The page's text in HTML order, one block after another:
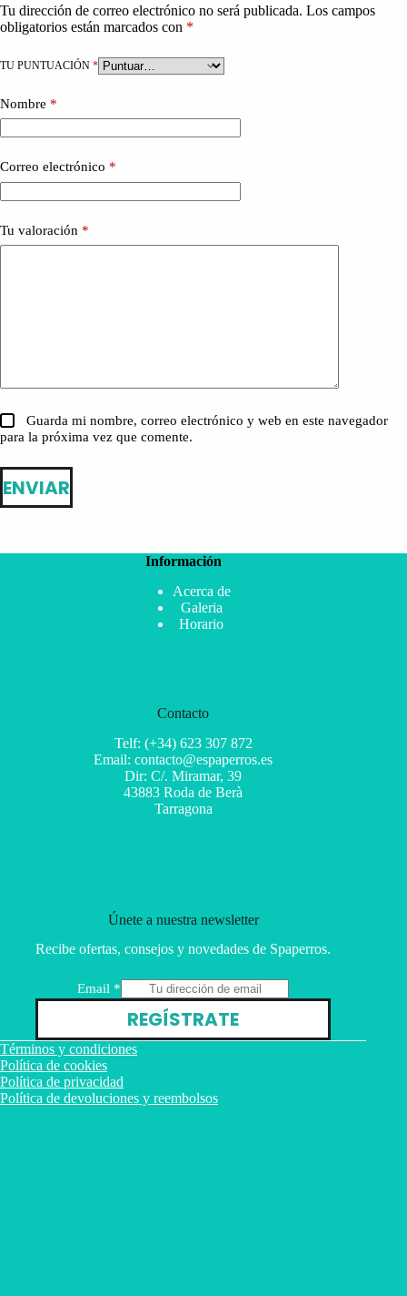
Tu dirección de correo electrónico no será publicada. Los campos
obligatorios están marcados con *
TU PUNTUACIÓN *
Nombre *
Correo electrónico *
Tu valoración *
Guarda mi nombre, correo electrónico y web en este navegador
para la próxima vez que comente.
ENVIAR
Información
Acerca de
Galeria
Horario
Contacto
Telf: (+34) 623 307 872
Email: contacto@espaperros.es
Dir: C/. Miramar, 39
43883 Roda de Berà
Tarragona
Únete a nuestra newsletter
Recibe ofertas, consejos y novedades de Spaperros.
m
i
l
Email *
REGÍSTRATE
Términos y condiciones
Política de cookies
Política de privacidad
Política de devoluciones y reembolsos